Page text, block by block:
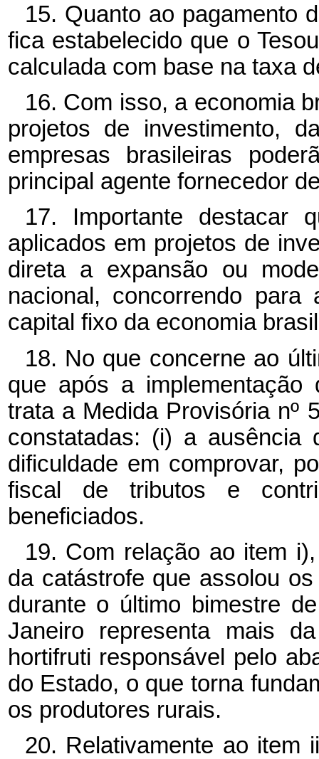
15. Quanto ao pagamento
fica estabelecido que o
calculada com base na taxa
16. Com isso, a economia
projetos de investimento,
empresas brasileiras
principal agente fornecedor
17. Importante destacar
aplicados em projetos de
direta a expansão ou
nacional, concorrendo
capital fixo da economia
18. No que concerne ao
que após a implementação
trata a Medida Provisória nº
constatadas: (i) a
dificuldade em comprovar,
fiscal de tributos e
beneficiados.
19. Com relação ao item
da catástrofe que assolou
durante o último bimestre
Janeiro representa mais
hortifruti responsável pelo
do Estado, o que torna
os produtores rurais.
20. Relativamente ao item